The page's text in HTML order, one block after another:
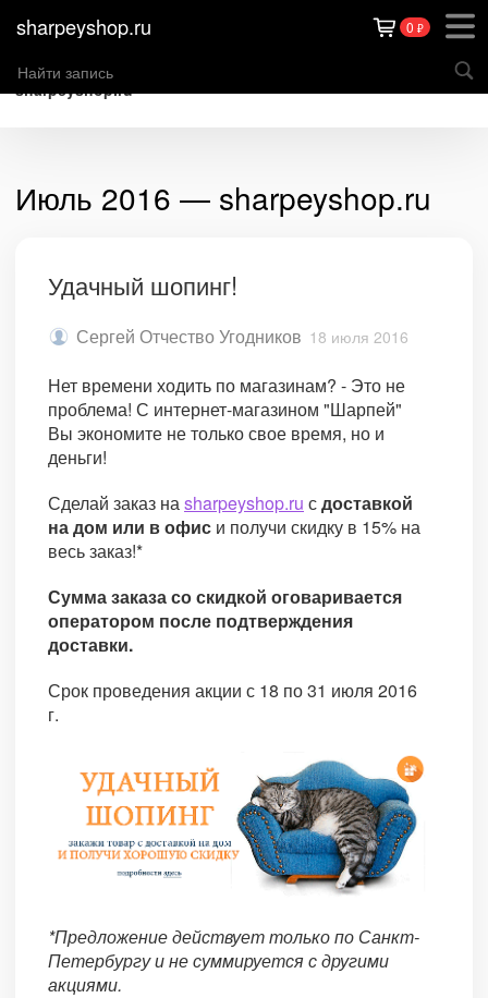
sharpeyshop.ru 0 ₽
sharpeyshop.ru
Июль 2016 — sharpeyshop.ru
Удачный шопинг!
Сергей Отчество Угодников 18 июля 2016
Нет времени ходить по магазинам? - Это не
проблема! С интернет-магазином "Шарпей"
Вы экономите не только свое время, но и
деньги!
Сделай заказ наsharpeyshop.ru сдоставкой
на дом или в офис и получи скидку в 15% на
весь заказ!*
Сумма заказа со скидкой оговаривается
оператором после подтверждения
доставки.
Срок проведения акции с 18 по 31 июля 2016
г.
*Предложение действует только по Санкт-
Петербургу и не суммируется с другими
акциями.